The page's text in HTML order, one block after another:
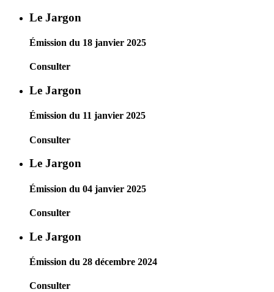
Le Jargon
Émission du 18 janvier 2025
Consulter
Le Jargon
Émission du 11 janvier 2025
Consulter
Le Jargon
Émission du 04 janvier 2025
Consulter
Le Jargon
Émission du 28 décembre 2024
Consulter